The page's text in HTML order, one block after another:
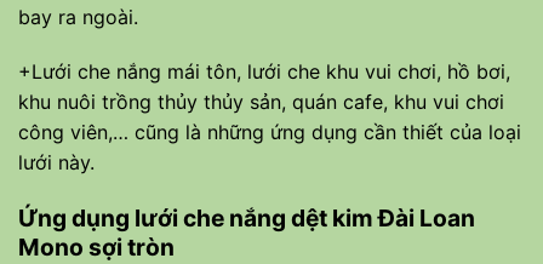
bay ra ngoài.
+Lưới che nắng mái tôn, lưới che khu vui chơi, hồ bơi,
khu nuôi trồng thủy thủy sản, quán cafe, khu vui chơi
công viên,… cũng là những ứng dụng cần thiết của loại
lưới này.
Ứng dụng lưới che nắng dệt kim Đài Loan
Mono sợi tròn